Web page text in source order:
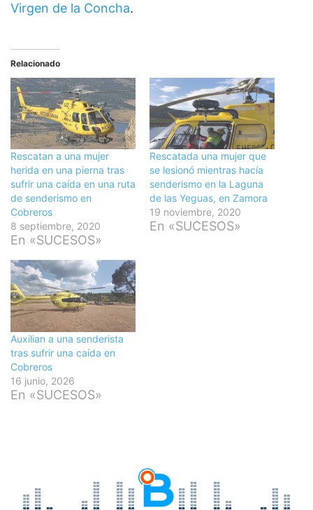
Virgen de la Concha.
Relacionado
Rescatan a una mujer
herida en una pierna tras
sufrir una caída en una ruta
de senderismo en
Cobreros
8 septiembre, 2020
En «SUCESOS»
Rescatada una mujer que
se lesionó mientras hacía
senderismo en la Laguna
de las Yeguas, en Zamora
19 noviembre, 2020
En «SUCESOS»
Auxilian a una senderista
tras sufrir una caída en
Cobreros
16 junio, 2026
En «SUCESOS»